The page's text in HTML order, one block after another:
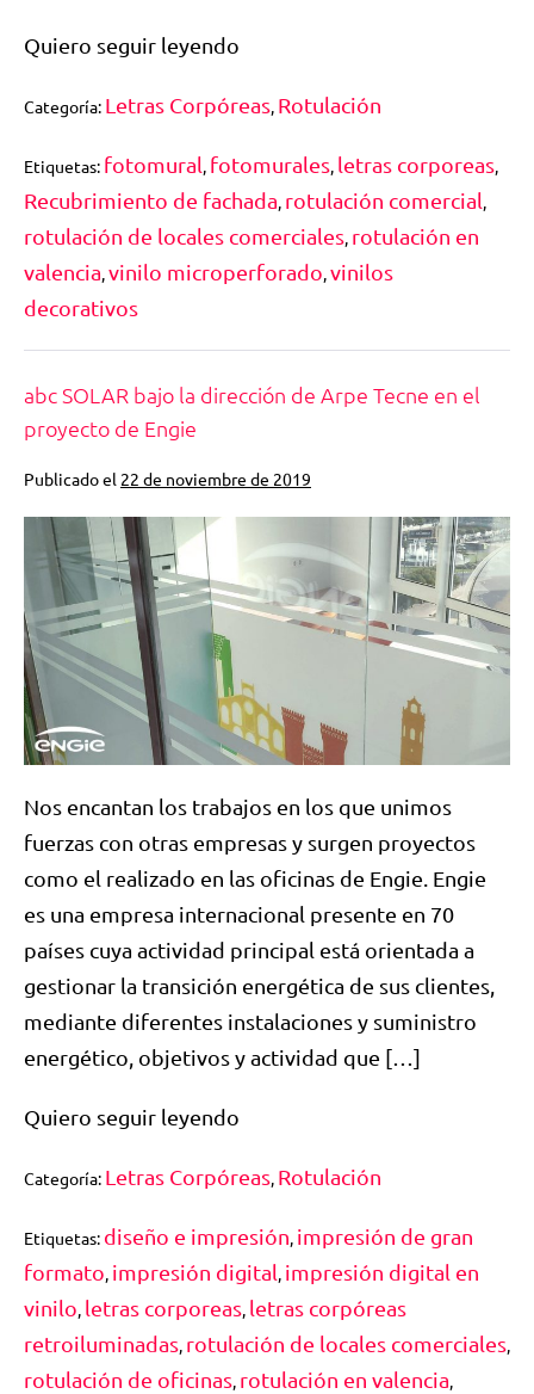
Quiero seguir leyendo
Categoría: Letras Corpóreas, Rotulación
Etiquetas: fotomural, fotomurales, letras corporeas,
Recubrimiento de fachada, rotulación comercial,
rotulación de locales comerciales, rotulación en
valencia,vinilo microperforado,vinilos
decorativos
abc SOLAR bajo la dirección de Arpe Tecne en el
proyecto de Engie
Publicado el 22 de noviembre de 2019
Nos encantan los trabajos en los que unimos
fuerzas con otras empresas y surgen proyectos
como el realizado en las oficinas de Engie. Engie
es una empresa internacional presente en 70
países cuya actividad principal está orientada a
gestionar la transición energética de sus clientes,
mediante diferentes instalaciones y suministro
energético, objetivos y actividad que […]
Quiero seguir leyendo
Categoría: Letras Corpóreas, Rotulación
Etiquetas: diseño e impresión, impresión de gran
formato, impresión digital, impresión digital en
vinilo, letras corporeas, letras corpóreas
retroiluminadas, rotulación de locales comerciales,
rotulación de oficinas, rotulación en valencia,